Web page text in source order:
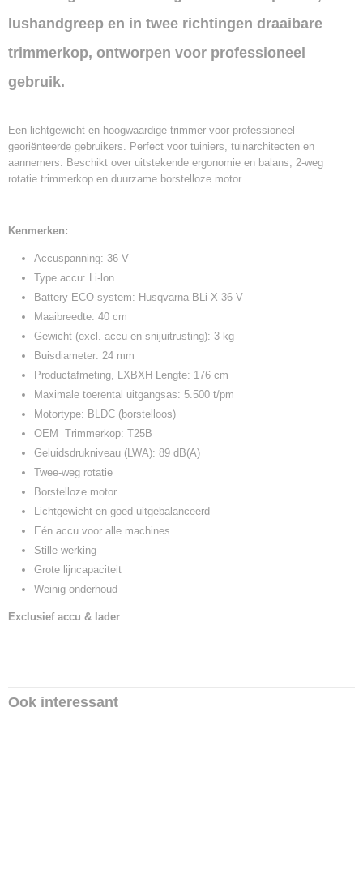
lushandgreep en in twee richtingen draaibare
trimmerkop, ontworpen voor professioneel
gebruik.
Een lichtgewicht en hoogwaardige trimmer voor professioneel
georiënteerde gebruikers. Perfect voor tuiniers, tuinarchitecten en
aannemers. Beschikt over uitstekende ergonomie en balans, 2-weg
rotatie trimmerkop en duurzame borstelloze motor.
Kenmerken:
Accuspanning: 36 V
Type accu: Li-lon
Battery ECO system: Husqvarna BLi-X 36 V
Maaibreedte: 40 cm
Gewicht (excl. accu en snijuitrusting): 3 kg
Buisdiameter: 24 mm
Productafmeting, LXBXH Lengte: 176 cm
Maximale toerental uitgangsas: 5.500 t/pm
Motortype: BLDC (borstelloos)
OEM Trimmerkop: T25B
Geluidsdrukniveau (LWA): 89 dB(A)
Twee-weg rotatie
Borstelloze motor
Lichtgewicht en goed uitgebalanceerd
Eén accu voor alle machines
Stille werking
Grote lijncapaciteit
Weinig onderhoud
Exclusief accu & lader
Ook interessant